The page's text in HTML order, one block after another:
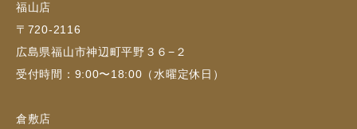
福山店
〒720-2116
広島県福山市神辺町平野３６−２
受付時間：9:00〜18:00（水曜定休日）
倉敷店